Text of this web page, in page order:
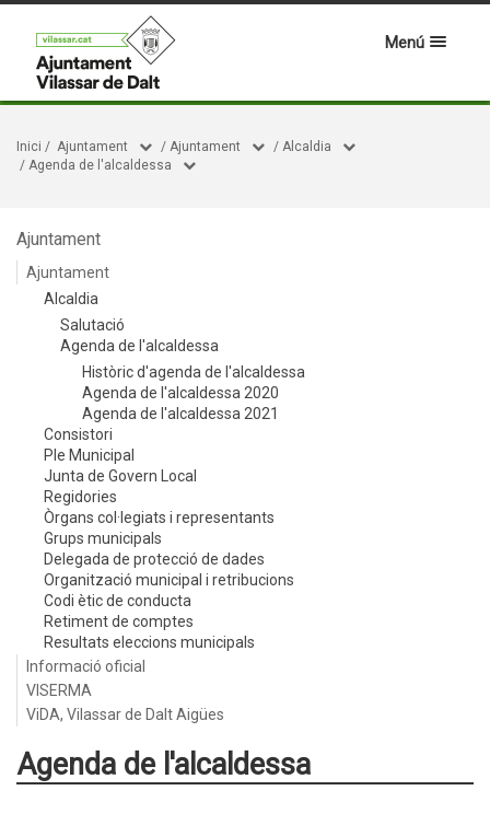
Menú
Inici / Ajuntament / Ajuntament / Alcaldia
/ Agenda de l'alcaldessa
Ajuntament
Ajuntament
Alcaldia
Salutació
Agenda de l'alcaldessa
Històric d'agenda de l'alcaldessa
Agenda de l'alcaldessa 2020
Agenda de l'alcaldessa 2021
Consistori
Ple Municipal
Junta de Govern Local
Regidories
Òrgans col·legiats i representants
Grups municipals
Delegada de protecció de dades
Organització municipal i retribucions
Codi ètic de conducta
Retiment de comptes
Resultats eleccions municipals
Informació oficial
VISERMA
ViDA, Vilassar de Dalt Aigües
Agenda de l'alcaldessa